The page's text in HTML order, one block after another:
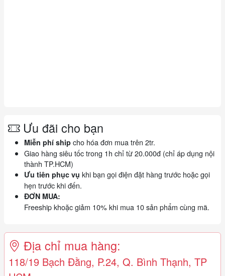
Ưu đãi cho bạn
Miễn phí ship cho hóa đơn mua trên 2tr.
Giao hàng siêu tốc trong 1h chỉ từ 20.000đ (chỉ áp dụng nội
thành TP.HCM)
Ưu tiên phục vụ khi bạn gọi điện đặt hàng trước hoặc gọi
hẹn trước khi đến.
ĐƠN MUA:
Freeship khoặc giảm 10% khi mua 10 sản phẩm cùng mã.
Địa chỉ mua hàng:
118/19 Bạch Đằng, P.24, Q. Bình Thạnh, TP